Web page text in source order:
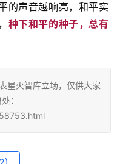
的声音越响亮，和平实
种下和平的种子，总有
星火智库立场，仅供大家
：